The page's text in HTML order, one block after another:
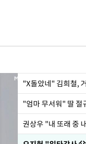
"X돌았네" 김희철,
권상우 "내 또래 중